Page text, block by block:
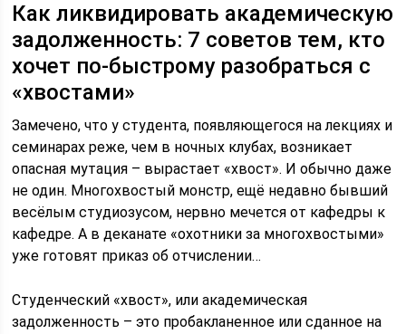
Как ликвидировать академическую
задолженность: 7 советов тем, кто
хочет по-быстрому разобраться с
«хвостами»
Замечено, что у студента, появляющегося на лекциях и
семинарах реже, чем в ночных клубах, возникает
опасная мутация – вырастает «хвост». И обычно даже
не один. Многохвостый монстр, ещё недавно бывший
весёлым студиозусом, нервно мечется от кафедры к
кафедре. А в деканате «охотники за многохвостыми»
уже готовят приказ об отчислении…
Студенческий «хвост», или академическая
задолженность – это пробакланенное или сданное на